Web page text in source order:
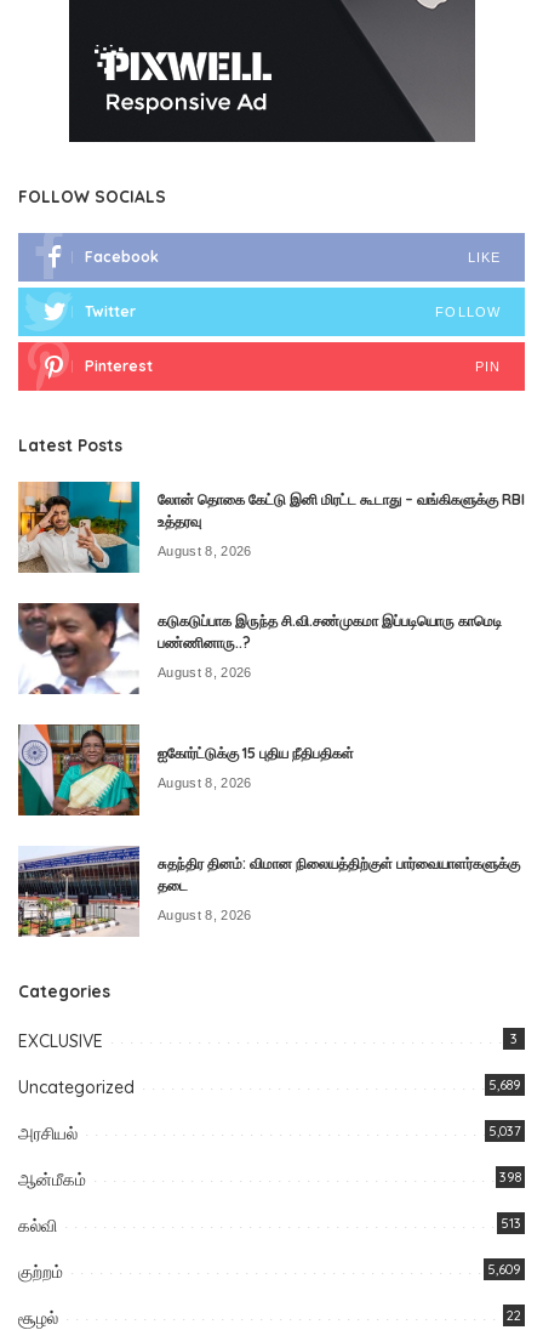
FOLLOW SOCIALS
Facebook LIKE
Twitter FOLLOW
Pinterest PIN
Latest Posts
லோன் தொகை கேட்டு இனி மிரட்ட கூடாது – வங்கிகளுக்கு RBI
உத்தரவு
August 8, 2026
கடுகடுப்பாக இருந்த சி.வி.சண்முகமா இப்படியொரு காமெடி
பண்ணினாரு..?
August 8, 2026
ஐகோர்ட்டுக்கு 15 புதிய நீதிபதிகள்
August 8, 2026
சுதந்திர தினம்: விமான நிலையத்திற்குள் பார்வையாளர்களுக்கு
தடை
August 8, 2026
Categories
EXCLUSIVE 3
Uncategorized 5,689
அரசியல் 5,037
ஆன்மீகம் 398
கல்வி 513
குற்றம் 5,609
சூழல் 22